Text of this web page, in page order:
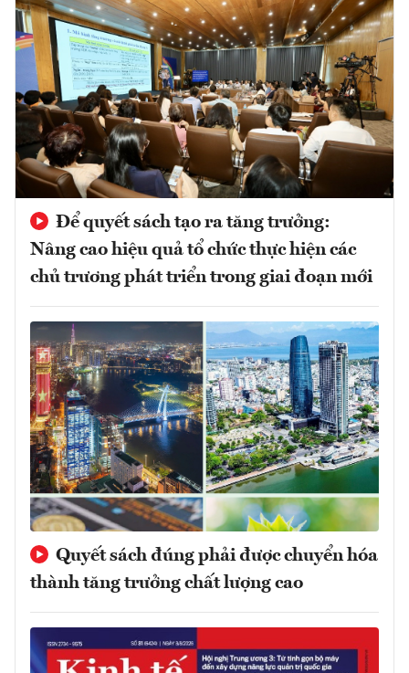
Để quyết sách tạo ra tăng trưởng:
Nâng cao hiệu quả tổ chức thực hiện các
chủ trương phát triển trong giai đoạn mới
Quyết sách đúng phải được chuyển hóa
thành tăng trưởng chất lượng cao